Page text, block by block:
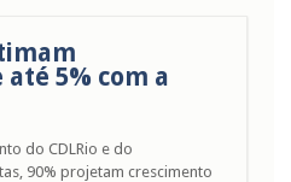
5% com a
do CDLRio e do
90% projetam crescimento